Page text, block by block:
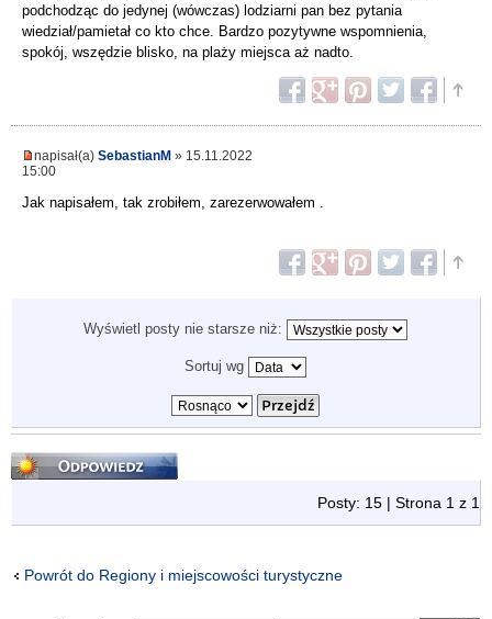
podchodząc do jedynej (wówczas) lodziarni pan bez pytania
wiedział/pamietał co kto chce. Bardzo pozytywne wspomnienia,
spokój, wszędzie blisko, na plaży miejsca aż nadto.
napisał(a) SebastianM » 15.11.2022
15:00
Jak napisałem, tak zrobiłem, zarezerwowałem .
Wyświetl posty nie starsze niż:
Sortuj wg
Odpowiedz
Posty: 15 | Strona 1 z 1
Powrót do Regiony i miejscowości turystyczne